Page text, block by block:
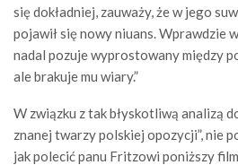
się dokładniej, zauważy, że w jego
pojawił się nowy niuans. Wprawdzie
nadal pozuje wyprostowany między
ale brakuje mu wiary.”
W związku z tak błyskotliwą analizą
znanej twarzy polskiej opozycji”, nie
jak polecić panu Fritzowi poniższy